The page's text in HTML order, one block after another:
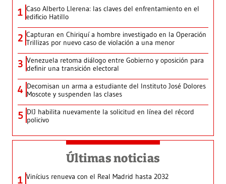
1 Caso Alberto Llerena: las claves del enfrentamiento en el
edificio Hatillo
2 Capturan en Chiriquí a hombre investigado en la Operación
Trillizas por nuevo caso de violación a una menor
3 Venezuela retoma diálogo entre Gobierno y oposición para
definir una transición electoral
4 Decomisan un arma a estudiante del Instituto José Dolores
Moscote y suspenden las clases
5 DIJ habilita nuevamente la solicitud en línea del récord
policivo
Últimas noticias
1 Vinícius renueva con el Real Madrid hasta 2032